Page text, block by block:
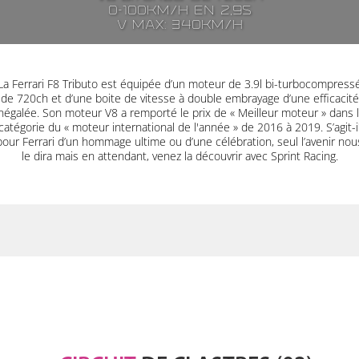
0-100km/h en 2,9s
V max: 340km/h
Ferrari F8 Tributo est équipée d’un moteur de 3.9l bi-
de 720ch et d’une boite de vitesse à double embrayage d’une efficacité
Son moteur V8 a remporté le prix de « Meilleur moteur » dans
du « moteur international de l'année » de 2016 à 2019. S’agit-il
Ferrari d’un hommage ultime ou d’une célébration, seul l’avenir
le dira mais en attendant, venez la découvrir avec Sprint Racing.